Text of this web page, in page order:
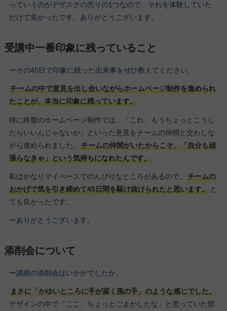
っていうのがデザスクの売りの1つなので、それを体験していた
だけて良かったです。ありがとうございます。
受講中一番印象に残っていること
ーその45日で印象に残った出来事をぜひ教えてください。
チームの中で意見を出し合いながらホームページ制作を進められ
たことが、本当に印象に残っています。
特に終盤のホームページ制作では、「これ、もうちょっとこうし
たらいいんじゃないか」といった意見をチームの仲間と交わしな
がら進められました。
チームの仲間がいたからこそ、「自分も頑
張らなきゃ」という気持ちになれたんです。
私はかなりマイペースでのんびりなところがあるので、
チームの
おかげで気を引き締めて45日間を駆け抜けられたと思います。と
ても良かったです。
ーありがとうございます。
添削会について
ー講師の添削会はいかがでしたか。
まさに「かゆいところに手が届く孫の手」のような感じでした。
デザインの中で「ここ、ちょっとごまかしたな」と思っていた部